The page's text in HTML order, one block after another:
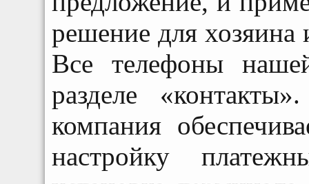
решение для хозяина
Все телефоны
разделе
компания
настройку